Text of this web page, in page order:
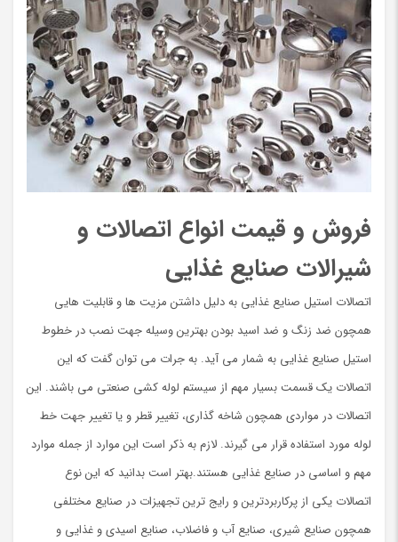
فروش و قیمت انواع اتصالات و
شیرالات صنایع غذایی
اتصالات استیل صنایع غذایی به دلیل داشتن مزیت ها و قابلیت هایی
همچون ضد زنگ و ضد اسید بودن بهترین وسیله جهت نصب در خطوط
استیل صنایع غذایی به شمار می آید. به جرات می توان گفت که این
اتصالات یک قسمت بسیار مهم از سیستم لوله کشی صنعتی می باشند. این
اتصالات در مواردی همچون شاخه گذاری، تغییر قطر و یا تغییر جهت خط
لوله مورد استفاده قرار می گیرند. لازم به ذکر است این موارد از جمله موارد
مهم و اساسی در صنایع غذایی هستند.بهتر است بدانید که این نوع
اتصالات یکی از پرکاربردترین و رایج ترین تجهیزات در صنایع مختلفی
همچون صنایع شیری، صنایع آب و فاضلاب، صنایع اسیدی و غذایی و